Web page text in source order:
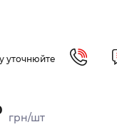
уточнюйте
грн/шт